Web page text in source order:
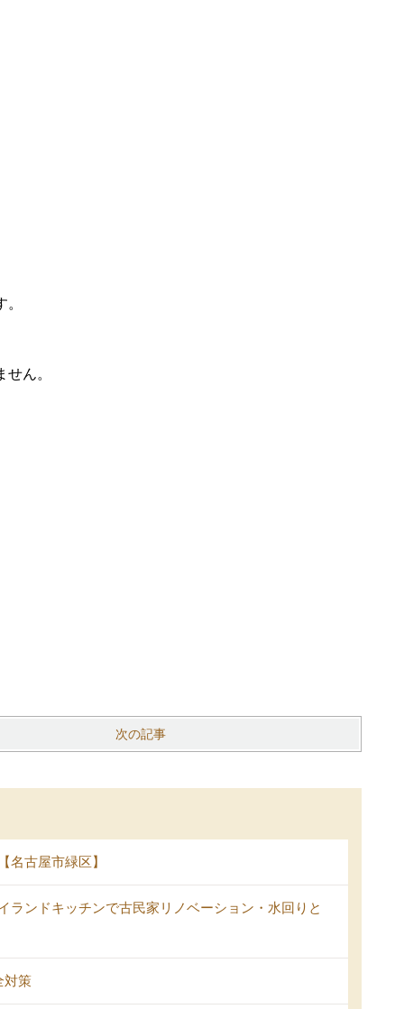
ん。
次の記事
名古屋市緑区】
ンドキッチンで古民家リノベーション・水回りと
対策